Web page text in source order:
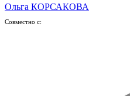
Ольга КОРСАКОВА
Совместно с: